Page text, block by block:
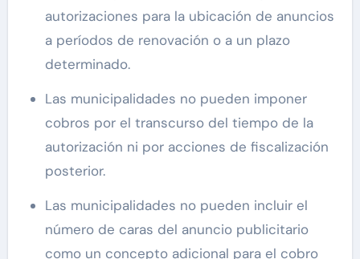
autorizaciones para la ubicación de anuncios
a períodos de renovación o a un plazo
determinado.
Las municipalidades no pueden imponer
cobros por el transcurso del tiempo de la
autorización ni por acciones de fiscalización
posterior.
Las municipalidades no pueden incluir el
número de caras del anuncio publicitario
como un concepto adicional para el cobro